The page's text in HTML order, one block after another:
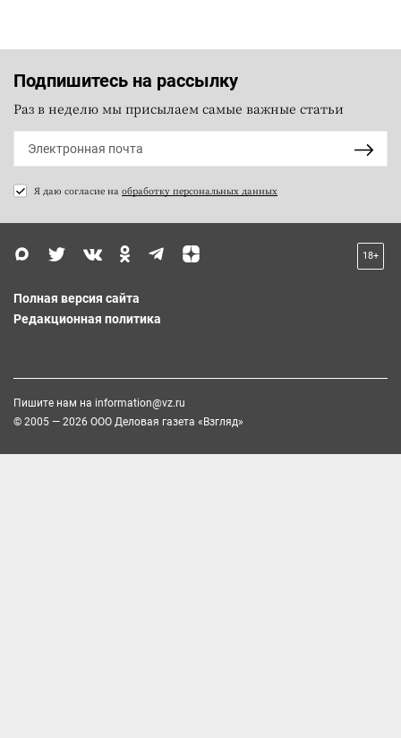
Подпишитесь на рассылку
Раз в неделю мы присылаем самые важные статьи
Я даю согласие на обработку персональных данных
18+
Полная версия сайта
Редакционная политика
Пишите нам на information@vz.ru
© 2005 — 2026 ООО Деловая газета «Взгляд»